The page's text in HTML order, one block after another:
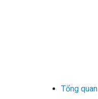
Tổng quan